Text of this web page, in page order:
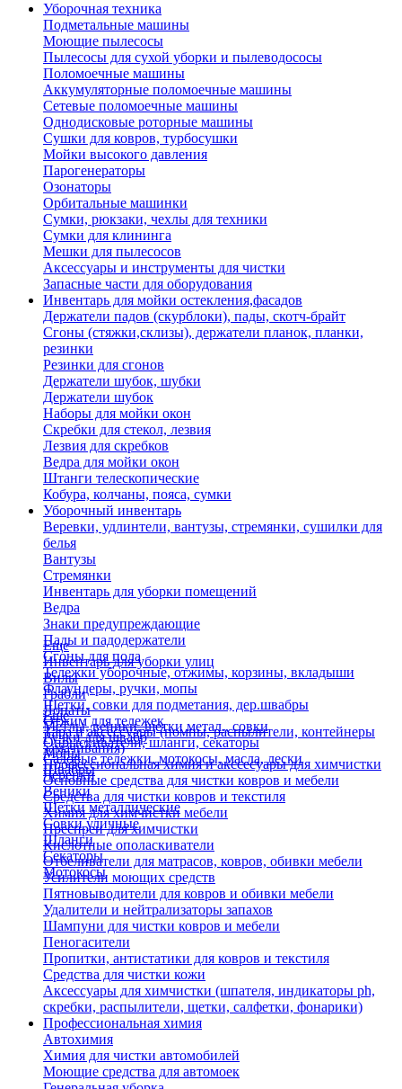
Уборочная техника
Подметальные машины
Моющие пылесосы
Пылесосы для сухой уборки и пылеводососы
Поломоечные машины
Аккумуляторные поломоечные машины
Сетевые поломоечные машины
Однодисковые роторные машины
Сушки для ковров, турбосушки
Мойки высокого давления
Парогенераторы
Озонаторы
Орбитальные машинки
Сумки, рюкзаки, чехлы для техники
Сумки для клининга
Мешки для пылесосов
Аксессуары и инструменты для чистки
Запасные части для оборудования
Инвентарь для мойки остекления,фасадов
Держатели падов (скурблоки), пады, скотч-брайт
Сгоны (стяжки,склизы), держатели планок, планки,
резинки
Резинки для сгонов
Держатели шубок, шубки
Держатели шубок
Наборы для мойки окон
Скребки для стекол, лезвия
Лезвия для скребков
Ведра для мойки окон
Штанги телескопические
Кобура, колчаны, пояса, сумки
Уборочный инвентарь
Веревки, удлинтели, вантузы, стремянки, сушилки для
белья
Вантузы
Стремянки
Инвентарь для уборки помещений
Ведра
Знаки предупреждающие
Пады и падодержатели
Сгоны для пола
Тележки уборочные, отжимы, корзины, вкладыши
Флаундеры, ручки, мопы
Щетки, совки для подметания, дер.швабры
Отжим для тележек
Ручки для швабр
Мопы
Швабры
Еще
Инвентарь для уборки улиц
Вилы
Грабли
Лопаты
Метлы, веники, щетки метал., совки
Опрыскиватели, шланги, секаторы
Садовые тележки, мотокосы, масла, лески
Черенки
Веники
Щетки металлические
Совки уличные
Шланги
Секаторы
Мотокосы
Еще
Тара и аксессуары (помпы, распылители, контейнеры
замачивания)
Профессиональная химия и акссесуары для химчистки
Основные средства для чистки ковров и мебели
Средства для чистки ковров и текстиля
Химия для химчистки мебели
Преспреи для химчистки
Кислотные ополаскиватели
Отбеливатели для матрасов, ковров, обивки мебели
Усилители моющих средств
Пятновыводители для ковров и обивки мебели
Удалители и нейтрализаторы запахов
Шампуни для чистки ковров и мебели
Пеногасители
Пропитки, антистатики для ковров и текстиля
Средства для чистки кожи
Аксессуары для химчистки (шпателя, индикаторы ph,
скребки, распылители, щетки, салфетки, фонарики)
Профессиональная химия
Автохимия
Химия для чистки автомобилей
Моющие средства для автомоек